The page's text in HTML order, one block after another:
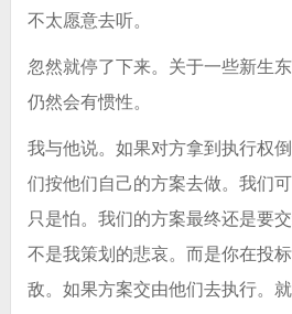
不太愿意去听。
忽然就停了下来。关于一些新生
仍然会有惯性。
我与他说。如果对方拿到执行权
们按他们自己的方案去做。我们
只是怕。我们的方案最终还是要
不是我策划的悲哀。而是你在投
敌。如果方案交由他们去执行。